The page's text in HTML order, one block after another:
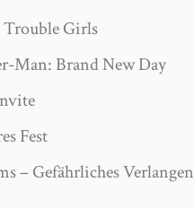
Girls
Man: Brand New Day
Fest
– Gefährliches Verlangen